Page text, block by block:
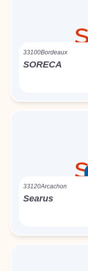
33100Bordeaux
SORECA
33120Arcachon
Searus